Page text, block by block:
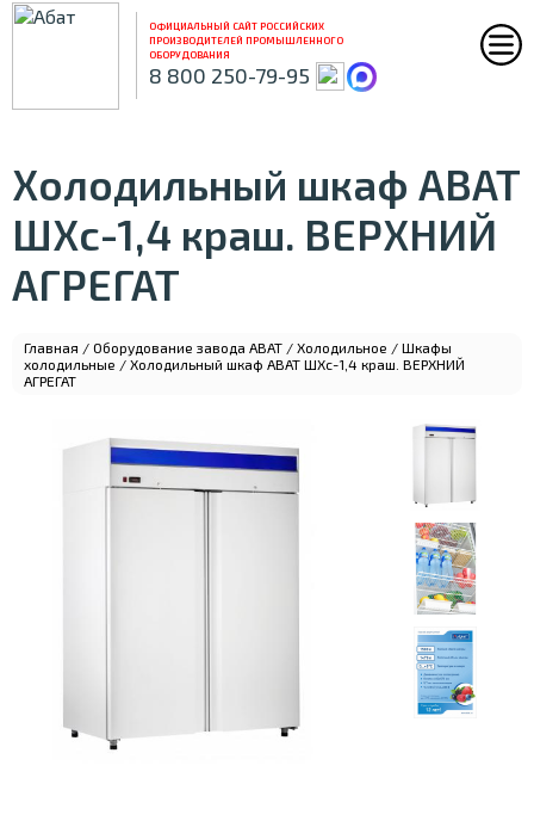
ОФИЦИАЛЬНЫЙ САЙТ РОССИЙСКИХ
ПРОИЗВОДИТЕЛЕЙ ПРОМЫШЛЕННОГО
ОБОРУДОВАНИЯ
8 800 250-79-95
Холодильный шкаф ABAT
ШХс-1,4 краш. ВЕРХНИЙ
АГРЕГАТ
Главная / Оборудование завода ABAT / Холодильное / Шкафы
холодильные / Холодильный шкаф ABAT ШХс-1,4 краш. ВЕРХНИЙ
АГРЕГАТ